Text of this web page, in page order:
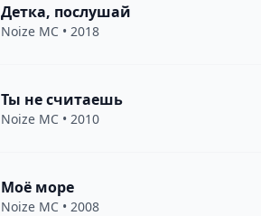
Детка, послушай
Noize MC • 2018
Ты не считаешь
Noize MC • 2010
Моё море
Noize MC • 2008